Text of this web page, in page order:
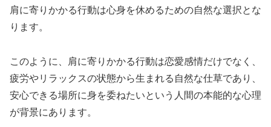
肩に寄りかかる行動は心身を休めるための自然な選択とな
ります。
このように、肩に寄りかかる行動は恋愛感情だけでなく、
疲労やリラックスの状態から生まれる自然な仕草であり、
安心できる場所に身を委ねたいという人間の本能的な心理
が背景にあります。